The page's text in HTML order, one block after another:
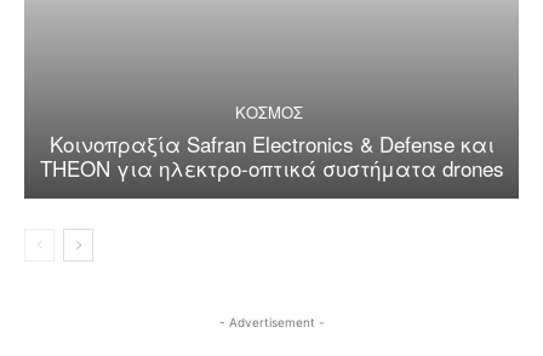
ΚΟΣΜΟΣ
Κοινοπραξία Safran Electronics & Defense και
THEON για ηλεκτρο-οπτικά συστήματα drones
- Advertisement -